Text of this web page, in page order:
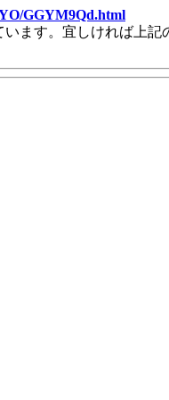
GGYM9Qd.html
ます。宜しければ上